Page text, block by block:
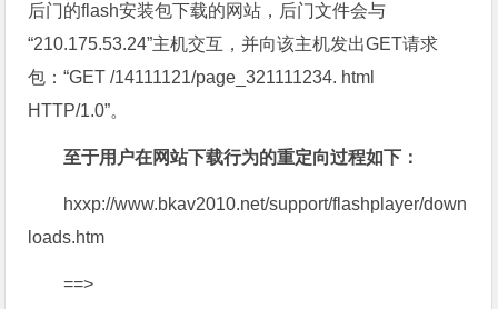
后门的flash安装包下载的网站，后门文件会与
“210.175.53.24”主机交互，并向该主机发出GET请求
包：“GET /14111121/page_321111234. html
HTTP/1.0”。
至于用户在网站下载行为的重定向过程如下：
hxxp://www.bkav2010.net/support/flashplayer/down
loads.htm
==>